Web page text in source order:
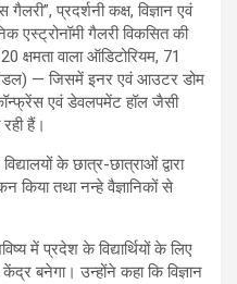
प्रदर्शनी कक्ष, विज्ञान एवं
एस्ट्रोनॉमी गैलरी विकसित की
क्षमता वाला ऑडिटोरियम, 71
— जिसमें इनर एवं आउटर डोम
एवं डेवलपमेंट हॉल जैसी
हैं।
के छात्र-छात्राओं द्वारा
किया तथा नन्हे वैज्ञानिकों से
में प्रदेश के विद्यार्थियों के लिए
बनेगा। उन्होंने कहा कि विज्ञान